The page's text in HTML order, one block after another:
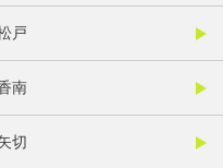
戸
南
切